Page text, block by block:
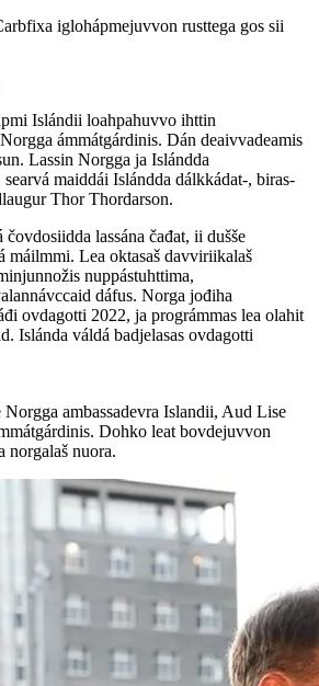
iglohápmejuvvon rusttega gos sii
Islándii loahpahuvvo ihttin
ámmátgárdinis. Dán deaivvadeamis
Lassin Norgga ja Islándda
maiddái Islándda dálkkádat-, biras-
Thor Thordarson.
lassána čađat, ii dušše
máilmmi. Lea oktasaš davviriikalaš
nuppástuhttima,
dáfus. Norga jođiha
ovdagotti 2022, ja prográmmas lea olahit
Islánda váldá badjelasas ovdagotti
ambassadevra Islandii, Aud Lise
Dohko leat bovdejuvvon
norgalaš nuora.